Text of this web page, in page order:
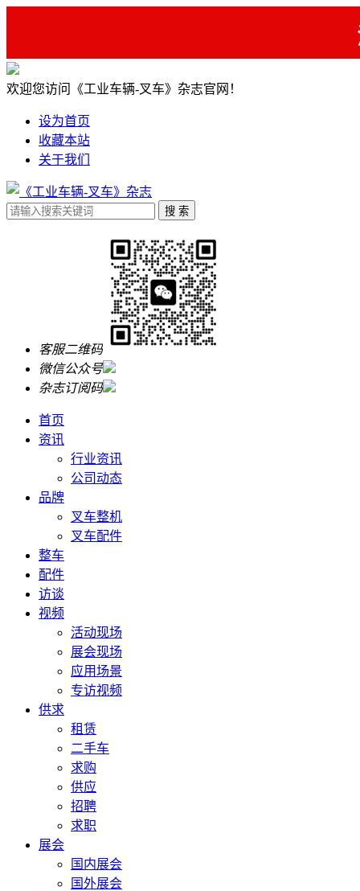
欢迎您访问《工业车辆-叉车》杂志官网！
设为首页
收藏本站
关于我们
客服二维码
微信公众号
杂志订阅码
首页
资讯
行业资讯
公司动态
品牌
叉车整机
叉车配件
整车
配件
访谈
视频
活动现场
展会现场
应用场景
专访视频
供求
租赁
二手车
求购
供应
招聘
求职
展会
国内展会
国外展会